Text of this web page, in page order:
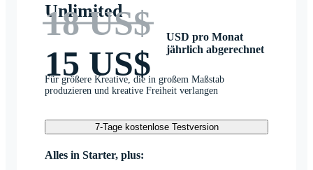
Unlimited
18 US$
15 US$
USD pro Monat
jährlich abgerechnet
Für größere Kreative, die in großem Maßstab
produzieren und kreative Freiheit verlangen
7-Tage kostenlose Testversion
Alles in Starter, plus: